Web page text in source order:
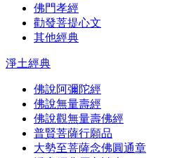
佛門孝經
勸發菩提心文
其他經典
淨土經典
佛說阿彌陀經
佛說無量壽經
佛說觀無量壽佛經
普賢菩薩行願品
大勢至菩薩念佛圓通章